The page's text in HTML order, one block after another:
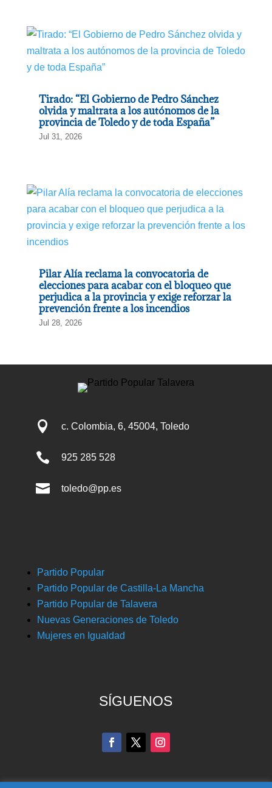
Tirado: “El Gobierno de Pedro Sánchez
olvida y maltrata a los autónomos de la
provincia de Toledo y de toda España”
Jul 31, 2026
Pilar Alía reclama la convocatoria de
elecciones para acabar con el bloqueo que
perjudica a la provincia y exige reforzar la
prevención frente a los incendios
Jul 28, 2026
 c. Colombia, 6, 45004, Toledo
 925 285 528
 toledo@pp.es
Partido Popular
Partido Popular de Castilla-La Mancha
Partido Popular de Talavera
Nuevas Generaciones de Toledo
Mujeres en Igualdad
SÍGUENOS